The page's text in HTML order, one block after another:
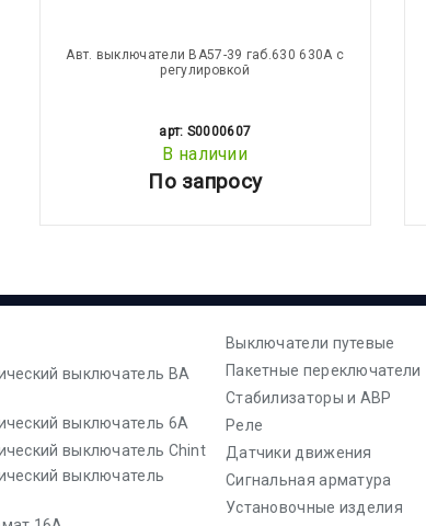
Авт. выключатели ВА57-39 габ.630 630А с
регулировкой
арт: S0000607
В наличии
По запросу
выключатель ВА
выключатель 6А
выключатель Chint
выключатель
Выключатели путевые
Пакетные переключатели
Стабилизаторы и АВР
Реле
Датчики движения
Сигнальная арматура
Установочные изделия